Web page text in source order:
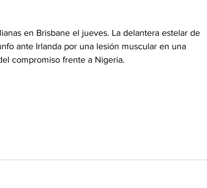
en Brisbane el jueves. La delantera estelar de
ante Irlanda por una lesión muscular en una
compromiso frente a Nigeria.